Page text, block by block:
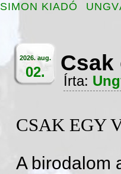
SIMON KIADÓ
2026. aug.
02. Csak
Írta:
CSAK EGY
A birodalom